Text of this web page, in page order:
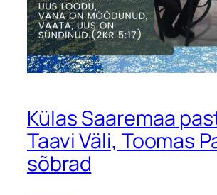
Külas Saaremaa
Taavi Väli, Toomas
sõbrad